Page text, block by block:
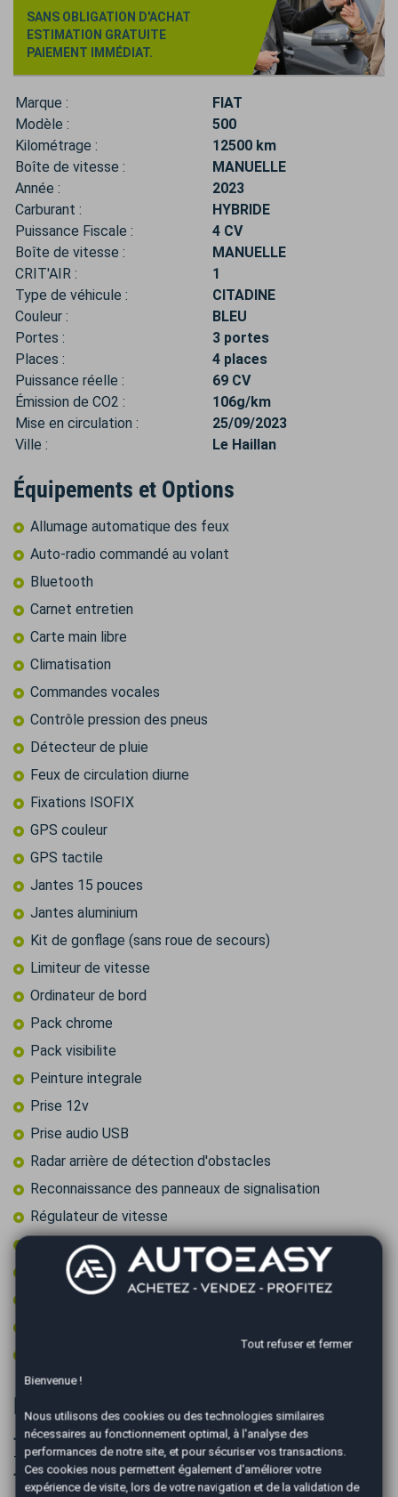
SANS OBLIGATION D'ACHAT
ESTIMATION GRATUITE
PAIEMENT IMMÉDIAT.
Marque :
FIAT
Modèle :
500
Kilométrage :
12500 km
Boîte de vitesse :
MANUELLE
Année :
2023
Carburant :
HYBRIDE
Puissance Fiscale :
4 CV
Boîte de vitesse :
MANUELLE
CRIT'AIR :
1
Type de véhicule :
CITADINE
Couleur :
BLEU
Portes :
3 portes
Places :
4 places
Puissance réelle :
69 CV
Émission de CO2 :
106g/km
Mise en circulation :
25/09/2023
Ville :
Le Haillan
Équipements et Options
Allumage automatique des feux
Auto-radio commandé au volant
Bluetooth
Carnet entretien
Carte main libre
Climatisation
Commandes vocales
Contrôle pression des pneus
Détecteur de pluie
Feux de circulation diurne
Fixations ISOFIX
GPS couleur
GPS tactile
Jantes 15 pouces
Jantes aluminium
Kit de gonflage (sans roue de secours)
Limiteur de vitesse
Ordinateur de bord
Pack chrome
Pack visibilite
Peinture integrale
Prise 12v
Prise audio USB
Radar arrière de détection d'obstacles
Reconnaissance des panneaux de signalisation
Régulateur de vitesse
Start & Stop
Toit panoramique
Type Essieu 4x2
Informations complémentaires
➖➖➖➖➖➖➖➖➖➖➖➖➖➖➖➖➖
+ de photos sur notre site autoeasy agence Mérignac
➖➖➖➖➖➖➖➖➖➖➖➖➖➖➖➖➖
Tout refuser et fermer
Bienvenue !
Nous utilisons des cookies ou des technologies similaires
nécessaires au fonctionnement optimal, à l'analyse des
performances de notre site, et pour sécuriser vos transactions.
Ces cookies nous permettent également d'améliorer votre
expérience de visite, lors de votre navigation et de la validation de